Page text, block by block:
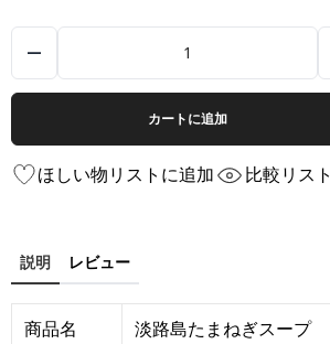
カートに追加
ほしい物リストに追加 比較リスト
説明 レビュー
商品名 淡路島たまねぎスープ